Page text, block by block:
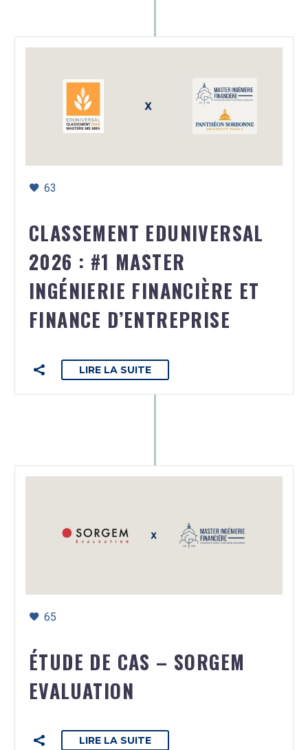
63
CLASSEMENT EDUNIVERSAL
2026 : #1 MASTER
INGÉNIERIE FINANCIÈRE ET
FINANCE D’ENTREPRISE
LIRE LA SUITE
65
ÉTUDE DE CAS – SORGEM
EVALUATION
LIRE LA SUITE